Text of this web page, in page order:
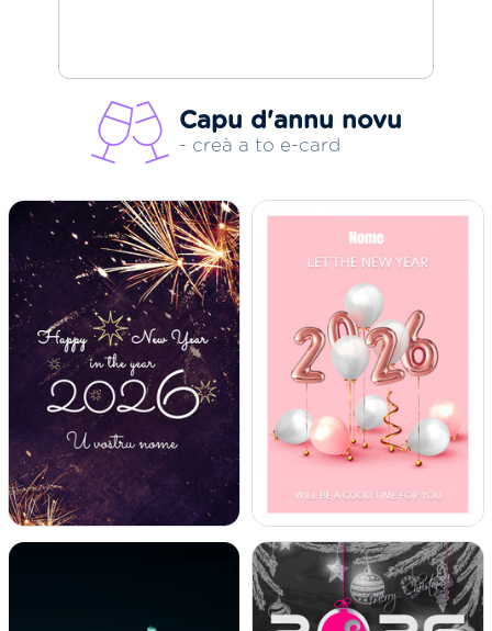
Capu d'annu novu
- creà a to e-card